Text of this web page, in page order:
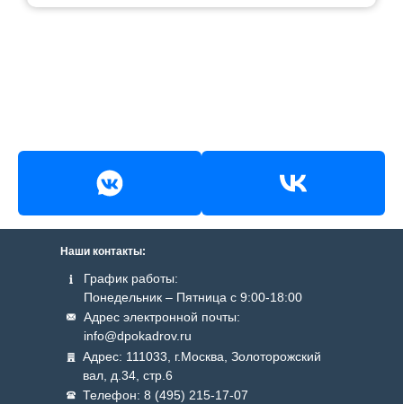
Наши контакты:
График работы:
Понедельник – Пятница с 9:00-18:00
Адрес: 111033, г.Москва, Золоторожский
вал, д.34, стр.6
Телефон: 8 (495) 215-17-07
Адрес электронной почты:
info@dpokadrov.ru